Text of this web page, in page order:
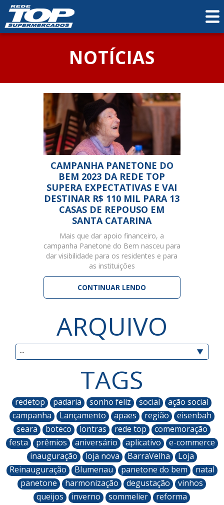
NOTÍCIAS
CAMPANHA PANETONE DO
BEM 2023 DA REDE TOP
SUPERA EXPECTATIVAS E VAI
DESTINAR R$ 110 MIL PARA 13
CASAS DE REPOUSO EM
SANTA CATARINA
Mais que dar apoio financeiro, a
campanha Panetone do Bem nasceu para
dar visibilidade para os residentes e para
as instituições
CONTINUAR LENDO
ARQUIVO
TAGS
redetop padaria sonho feliz social
ação social
campanha
Lançamento apaes região
eisenbah
seara
boteco lontras rede top
comemoração
festa
prêmios aniversário aplicativo
e-commerce
inauguração
loja nova BarraVelha
Loja
Reinauguração
Blumenau panetone do bem
natal
panetone
harmonização degustação
vinhos
queijos
inverno sommelier
reforma